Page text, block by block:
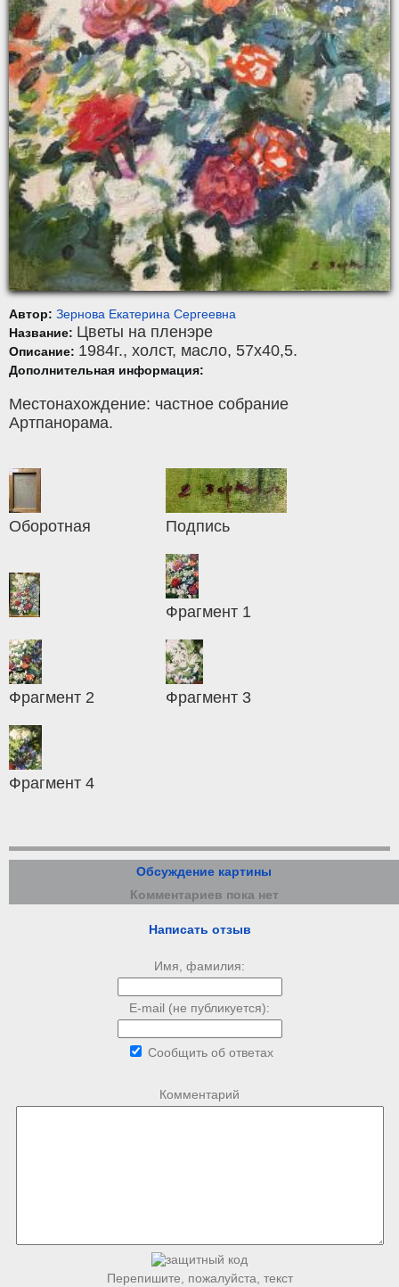
Автор: Зернова Екатерина Сергеевна
Название: Цветы на пленэре
Описание: 1984г., холст, масло, 57x40,5.
Дополнительная информация:
Местонахождение: частное собрание
Артпанорама.
Оборотная Подпись
Фрагмент 1
Фрагмент 2 Фрагмент 3
Фрагмент 4
Обсуждение картины
Комментариев пока нет
Написать отзыв
Имя, фамилия:
E-mail (не публикуется):
Сообщить об ответах
Комментарий
Перепишите, пожалуйста, текст